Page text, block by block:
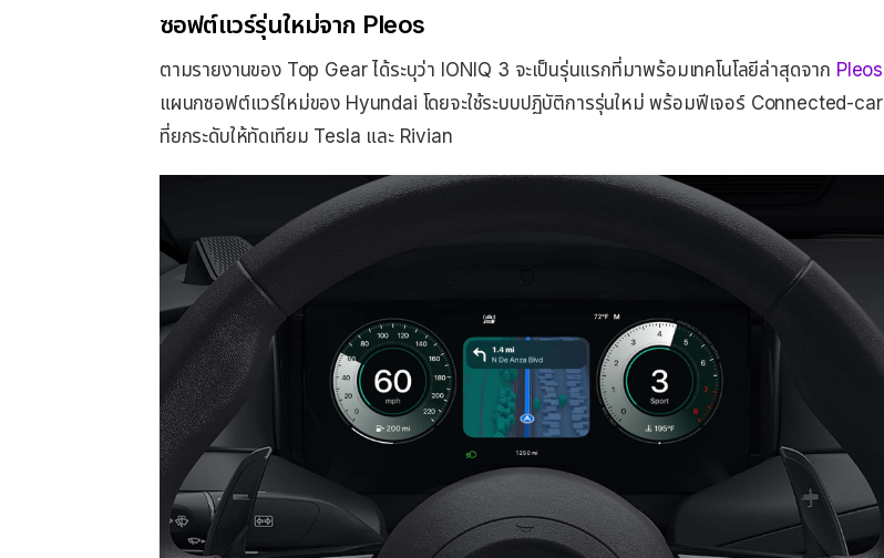
ซอฟต์แวร์รุ่นใหม่จาก Pleos
ตามรายงานของ Top Gear ได้ระบุว่า IONIQ 3 จะเป็นรุ่นแรกที่มาพร้อมเทคโนโลยีล่าสุดจาก Pleos
แผนกซอฟต์แวร์ใหม่ของ Hyundai โดยจะใช้ระบบปฏิบัติการรุ่นใหม่ พร้อมฟีเจอร์ Connected-car
ที่ยกระดับให้ทัดเทียม Tesla และ Rivian